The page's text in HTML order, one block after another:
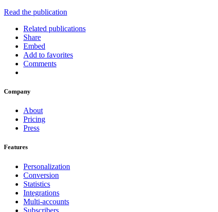
Read the publication
Related publications
Share
Embed
Add to favorites
Comments
Company
About
Pricing
Press
Features
Personalization
Conversion
Statistics
Integrations
Multi-accounts
Subscribers